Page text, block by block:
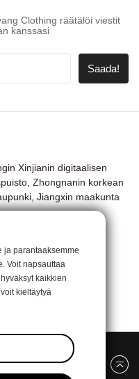
Clothing räätälöi viestit
kanssasi
Saada!
Xinjianin digitaalisen
Zhongnanin korkean
Jiangxin maakunta
ja parantaaksemme
Voit napsauttaa
kaikkien
kieltäytyä